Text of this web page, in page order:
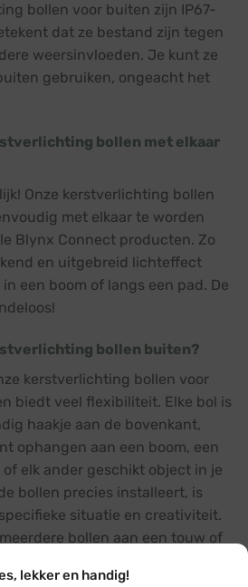
lekker en handig!
bollen voor buiten zijn IP67-
dat ze bestand zijn tegen
weersinvloeden. Je kunt ze
gebruiken, ongeacht het
bollen met elkaar
Onze kerstverlichting bollen
met elkaar te worden
Blynx Connect producten. Zo
en uitgebreid lichteffect
een boom of langs een pad. De
bollen buiten?
kerstverlichting bollen voor
biedt veel flexibiliteit. Elke bol is
haakje aan de bovenkant,
ophangen aan een boom, een
elk ander geschikt object in je
bollen precies installeert, is
situatie en creativiteit.
bollen aan een touw of
de bollen strategisch plaatsen
onze klanten aan om creatief te